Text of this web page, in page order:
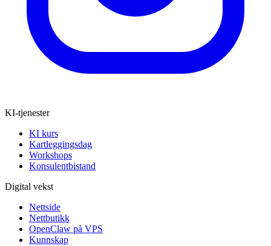
KI-tjenester
KI kurs
Kartleggingsdag
Workshops
Konsulentbistand
Digital vekst
Nettside
Nettbutikk
OpenClaw på VPS
Kunnskap